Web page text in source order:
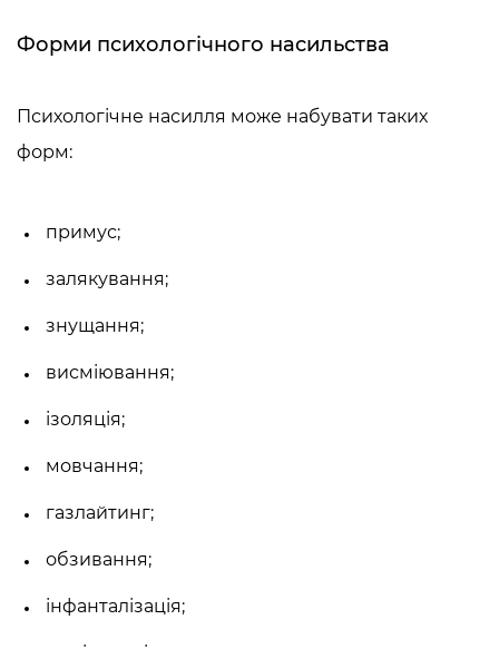
Форми психологічного насильства
Психологічне насилля може набувати таких
форм:
примус;
залякування;
знущання;
висміювання;
ізоляція;
мовчання;
газлайтинг;
обзивання;
інфанталізація;